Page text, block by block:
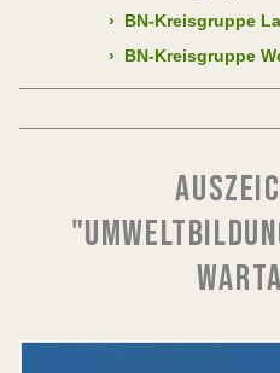
›
BN-Kreisgruppe
›
BN-Kreisgruppe